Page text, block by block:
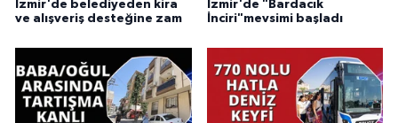
İzmir'de belediyeden kira
ve alışveriş desteğine zam
İzmir'de "Bardacık
İnciri"mevsimi başladı